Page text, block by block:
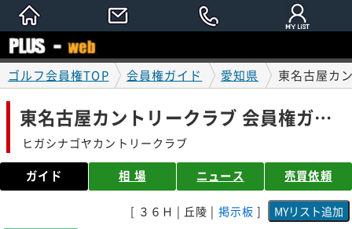
ゴルフ会員権TOP 会員権ガイド 愛知県 東名古屋カ
東名古屋カントリークラブ 会員権ガイド
ヒガシナゴヤカントリークラブ
ガイド 相 場 ニュース 売買依頼
[ ３６Ｈ | 丘陵 | 掲示板 ]